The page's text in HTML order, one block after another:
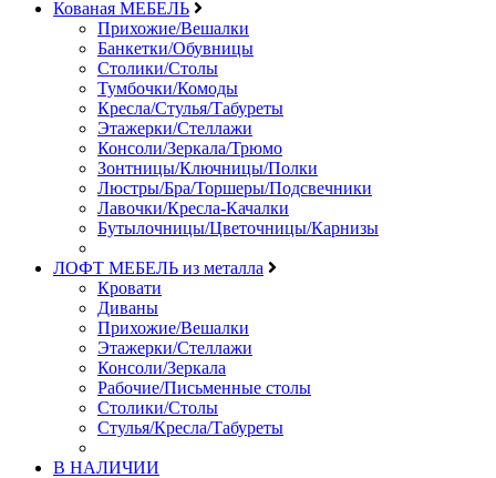
Кованая МЕБЕЛЬ
Прихожие/Вешалки
Банкетки/Обувницы
Столики/Столы
Тумбочки/Комоды
Кресла/Стулья/Табуреты
Этажерки/Стеллажи
Консоли/Зеркала/Трюмо
Зонтницы/Ключницы/Полки
Люстры/Бра/Торшеры/Подсвечники
Лавочки/Кресла-Качалки
Бутылочницы/Цветочницы/Карнизы
ЛОФТ МЕБЕЛЬ из металла
Кровати
Диваны
Прихожие/Вешалки
Этажерки/Стеллажи
Консоли/Зеркала
Рабочие/Письменные столы
Столики/Столы
Стулья/Кресла/Табуреты
В НАЛИЧИИ